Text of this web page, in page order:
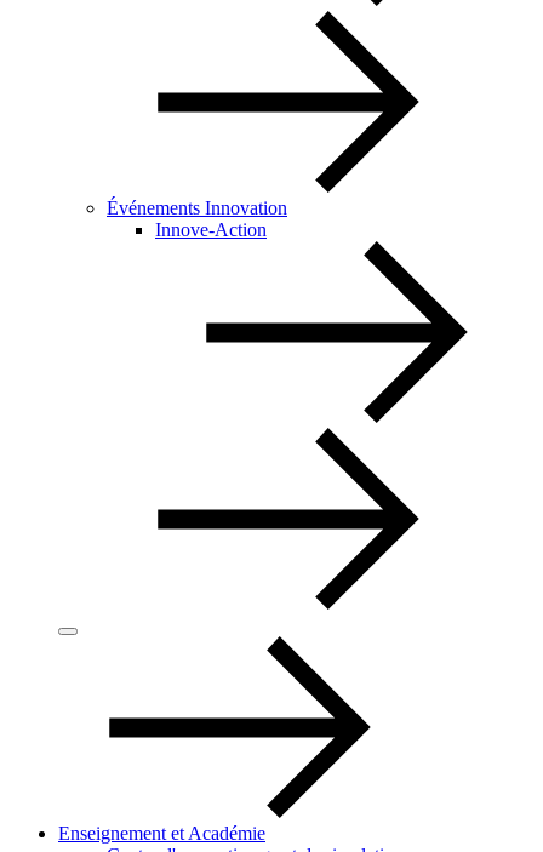
Événements Innovation
Innove-Action
Enseignement et Académie